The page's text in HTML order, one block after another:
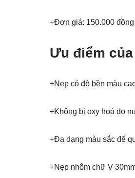
+Đơn giá: 150.000
Ưu điểm
+Nẹp có độ bền màu
+Không bị oxy hoá do
+Đa dạng màu sắc để
+Nẹp nhôm chữ V